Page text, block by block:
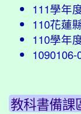
111學年
110花蓮
110學年
教科書備課